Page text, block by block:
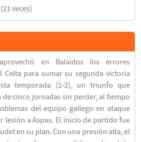
veces)
en Balaídos los errores
Celta para sumar su segunda victoria
temporada (1-2), un triunfo que
de cinco jornadas sin perder, al tiempo
del equipo gallego en ataque
lesión a Aspas. El inicio de partido fue
en su plan. Con una presión alta, el